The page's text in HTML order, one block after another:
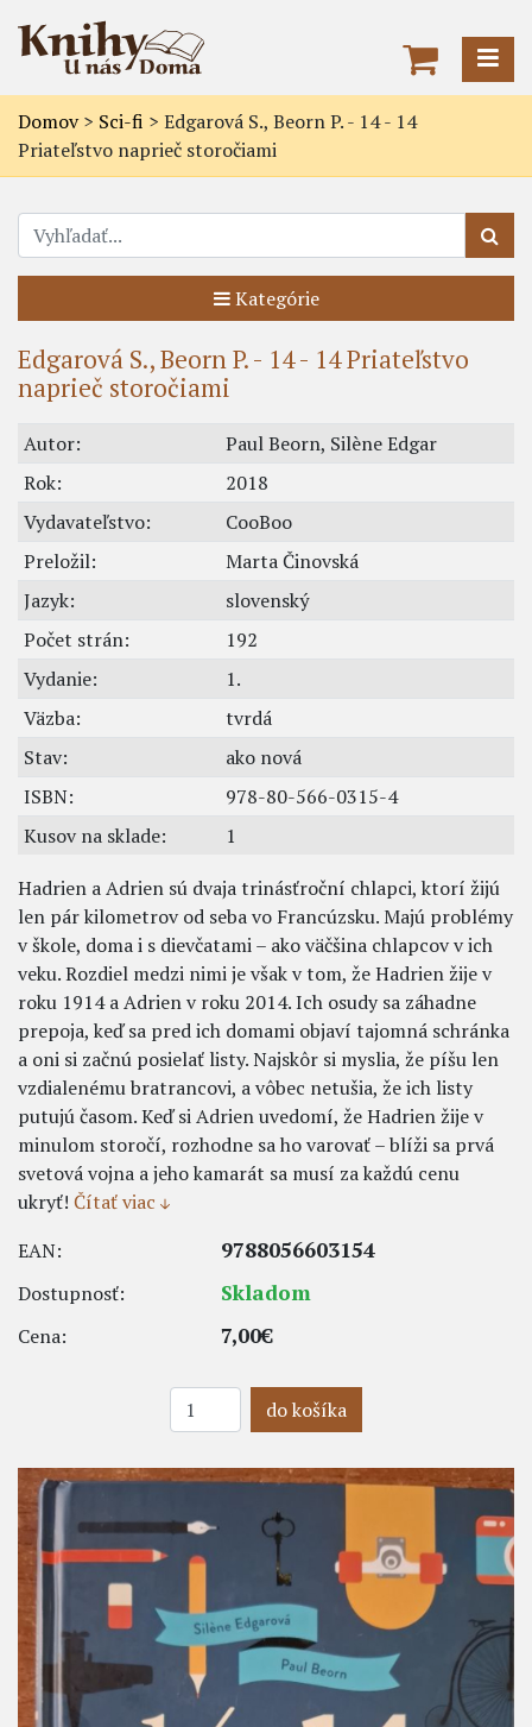
Domov> Sci-fi > Edgarová S., Beorn P. - 14 - 14
Priateľstvo naprieč storočiami
Kategórie
Edgarová S., Beorn P. - 14 - 14 Priateľstvo
naprieč storočiami
Autor:
Paul Beorn, Silène Edgar
Rok:
2018
Vydavateľstvo:
CooBoo
Preložil:
Marta Činovská
Jazyk:
slovenský
Počet strán:
192
Vydanie:
1.
Väzba:
tvrdá
Stav:
ako nová
ISBN:
978-80-566-0315-4
Kusov na sklade:
1
Hadrien a Adrien sú dvaja trinásťroční chlapci, ktorí žijú
len pár kilometrov od seba vo Francúzsku. Majú problémy
v škole, doma i s dievčatami – ako väčšina chlapcov v ich
veku. Rozdiel medzi nimi je však v tom, že Hadrien žije v
roku 1914 a Adrien v roku 2014. Ich osudy sa záhadne
prepoja, keď sa pred ich domami objaví tajomná schránka
a oni si začnú posielať listy. Najskôr si myslia, že píšu len
vzdialenému bratrancovi, a vôbec netušia, že ich listy
putujú časom. Keď si Adrien uvedomí, že Hadrien žije v
minulom storočí, rozhodne sa ho varovať – blíži sa prvá
svetová vojna a jeho kamarát sa musí za každú cenu
ukryť! Čítať viac
EAN:
9788056603154
Dostupnosť: Skladom
Cena: 7,00€
do košíka